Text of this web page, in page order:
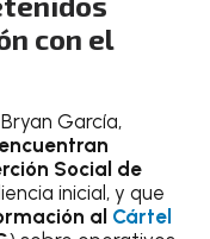
con el
García,
Social de
inicial, y que
al Cártel